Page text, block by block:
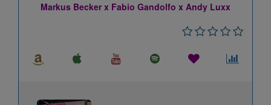
Markus Becker x Fabio Gandolfo x Andy Luxx